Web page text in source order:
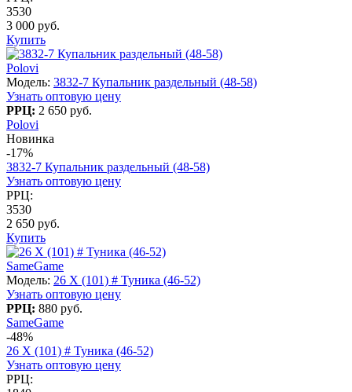
3530
3 000 руб.
Купить
Polovi
Модель: 3832-7 Купальник раздельный (48-58)
Узнать оптовую цену
РРЦ: 2 650 руб.
Polovi
Новинка
-17%
3832-7 Купальник раздельный (48-58)
Узнать оптовую цену
РРЦ:
3530
2 650 руб.
Купить
SameGame
Модель: 26 X (101) # Туника (46-52)
Узнать оптовую цену
РРЦ: 880 руб.
SameGame
-48%
26 X (101) # Туника (46-52)
Узнать оптовую цену
РРЦ: